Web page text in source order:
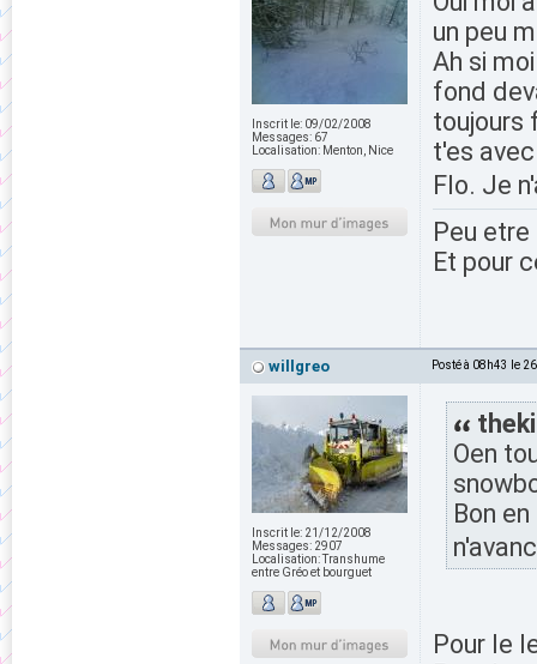
Inscrit le: 09/02/2008
Messages: 67
Localisation: Menton, Nice
un peu
Ah si
fond
toujours
t'es
Flo. Je
Peu
Et pour
willgreo Posté à 08h43 le
Inscrit le: 21/12/2008
Messages: 2907
Localisation:Transhume
entre Gréo et bourguet
Oen
Bon
Pour le